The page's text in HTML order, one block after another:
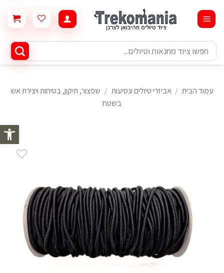
פתח
content
חיפוש
עבור:
עמוד הבית / אביזרי טיולים ונסיעות / שפצור, תיקון, בטיחות ויצירת אש
בשטח